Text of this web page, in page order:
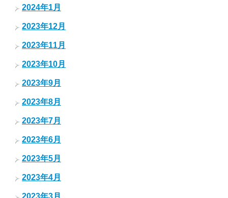
2024年1月
2023年12月
2023年11月
2023年10月
2023年9月
2023年8月
2023年7月
2023年6月
2023年5月
2023年4月
2023年3月